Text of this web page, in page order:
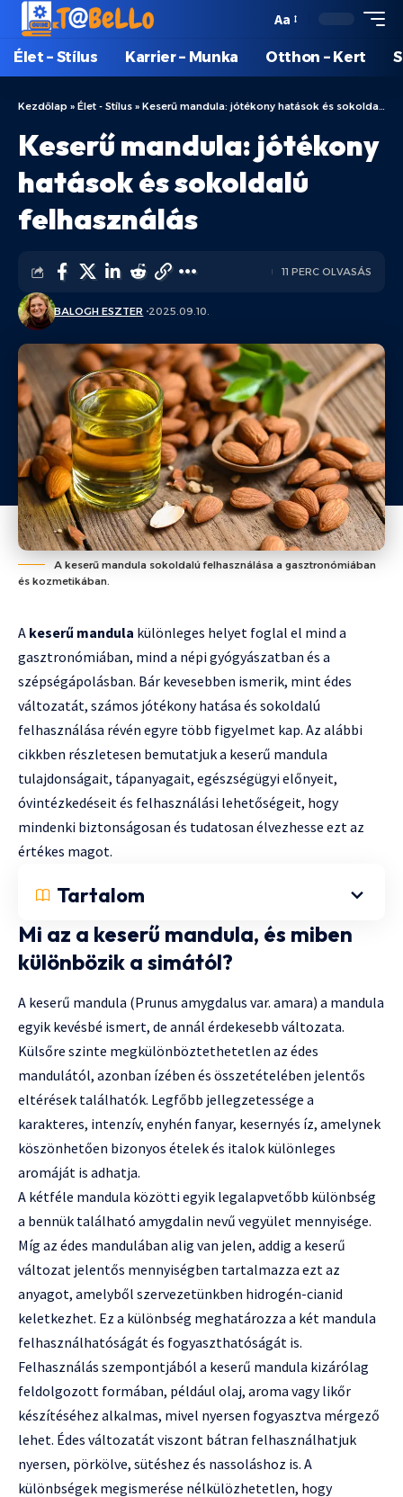
Aa
Élet – Stílus Karrier – Munka Otthon – Kert
Kezdőlap » Élet - Stílus » Keserű mandula: jótékony hatások és sokoldalú felhasználás
Keserű mandula: jótékony
hatások és sokoldalú
felhasználás
BALOGH ESZTER 2025.09.10.
11 PERC OLVASÁS
A keserű mandula sokoldalú felhasználása a gasztronómiában
és kozmetikában.
A keserű mandula különleges helyet foglal el mind a
gasztronómiában, mind a népi gyógyászatban és a
szépségápolásban. Bár kevesebben ismerik, mint édes
változatát, számos jótékony hatása és sokoldalú
felhasználása révén egyre több figyelmet kap. Az alábbi
cikkben részletesen bemutatjuk a keserű mandula
tulajdonságait, tápanyagait, egészségügyi előnyeit,
óvintézkedéseit és felhasználási lehetőségeit, hogy
mindenki biztonságosan és tudatosan élvezhesse ezt az
értékes magot.
Tartalom
Mi az a keserű mandula, és miben
különbözik a simától?
A keserű mandula (Prunus amygdalus var. amara) a mandula
egyik kevésbé ismert, de annál érdekesebb változata.
Külsőre szinte megkülönböztethetetlen az édes
mandulától, azonban ízében és összetételében jelentős
eltérések találhatók. Legfőbb jellegzetessége a
karakteres, intenzív, enyhén fanyar, kesernyés íz, amelynek
köszönhetően bizonyos ételek és italok különleges
aromáját is adhatja.
A kétféle mandula közötti egyik legalapvetőbb különbség
a bennük található amygdalin nevű vegyület mennyisége.
Míg az édes mandulában alig van jelen, addig a keserű
változat jelentős mennyiségben tartalmazza ezt az
anyagot, amelyből szervezetünkben hidrogén-cianid
keletkezhet. Ez a különbség meghatározza a két mandula
felhasználhatóságát és fogyaszthatóságát is.
Felhasználás szempontjából a keserű mandula kizárólag
feldolgozott formában, például olaj, aroma vagy likőr
készítéséhez alkalmas, mivel nyersen fogyasztva mérgező
lehet. Édes változatát viszont bátran felhasználhatjuk
nyersen, pörkölve, sütéshez és nassoláshoz is. A
különbségek megismerése nélkülözhetetlen, hogy